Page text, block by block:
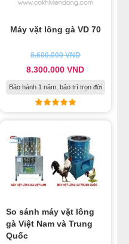
Máy vặt lông gà VD 70
8.600.000VND
8.300.000VND
Bảo hành 1 năm, bảo trì trọn đời
So sánh máy vặt lông
gà Việt Nam và Trung
Quốc